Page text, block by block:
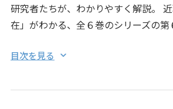
研究者たちが、わかりやすく解説。
在」がわかる、全６巻のシリーズの第
目次を見る